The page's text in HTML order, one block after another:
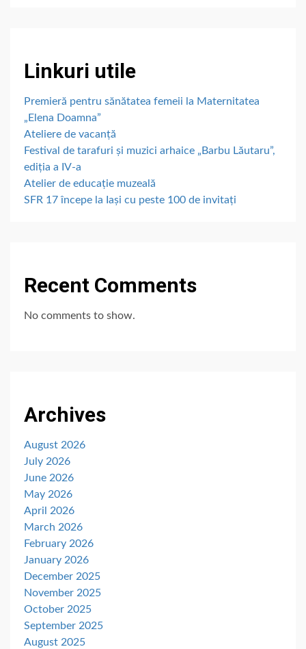
Linkuri utile
Premieră pentru sănătatea femeii la Maternitatea
„Elena Doamna”
Ateliere de vacanță
Festival de tarafuri și muzici arhaice „Barbu Lăutaru”,
ediția a IV-a
Atelier de educație muzeală
SFR 17 începe la Iași cu peste 100 de invitați
Recent Comments
No comments to show.
Archives
August 2026
July 2026
June 2026
May 2026
April 2026
March 2026
February 2026
January 2026
December 2025
November 2025
October 2025
September 2025
August 2025